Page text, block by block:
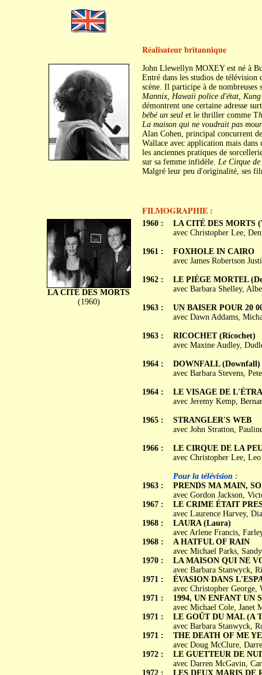
Réalisateur britannique
John Llewellyn MOXEY est né à
Entré dans les studios de télévision
scène. Il participe à de nombreuses
Mannix, Hawaii police d'état,
démontrent une certaine adresse
bébé un seulet le thriller comme T
La maison qui ne voudrait pas
Alan Cohen, principal concurrent
Wallace avec application mais
les anciennes pratiques de
sur sa femme infidèle. Le Cirque
Malgré leur peu d'originalité, ses
FILMOGRAPHIE :
LA CITÉ DES MORTS
(1960)
1960 :
1961 :
1962 :
1963 :
1963 :
1964 :
1964 :
1965 :
1966 :
1963 :
1967 :
1968 :
1968 :
1970 :
1971 :
1971 :
1971 :
1971 :
1972 :
1972 :
LA CITÉ DES MORTS
avec Christopher Lee,
FOXHOLE IN CAIRO
avec James Robertson
LE PIÈGE MORTEL
avec Barbara Shelley,
UN BAISER POUR 20
avec Dawn Addams,
RICOCHET (Ricochet)
avec Maxine Audley,
DOWNFALL (Downfall)
avec Barbara Stevens,
LE VISAGE DE
avec Jeremy Kemp,
STRANGLER'S WEB
avec John Stratton,
LE CIRQUE DE LA
avec Christopher Lee,
Pour la télévision :
PRENDS MA MAIN,
avec Gordon Jackson,
LE CRIME ÉTAIT
avec Laurence Harvey,
LAURA (Laura)
avec Arlene Francis,
A HATFUL OF RAIN
avec Michael Parks,
LA MAISON QUI NE
avec Barbara Stanwyck,
ÉVASION DANS
avec Christopher
1994, UN ENFANT UN
avec Michael Cole, Janet
LE GOÛT DU MAL (A
avec Barbara Stanwyck,
THE DEATH OF ME
avec Doug McClure,
LE GUETTEUR DE
avec Darren McGavin,
LES DEUX MARIS DE